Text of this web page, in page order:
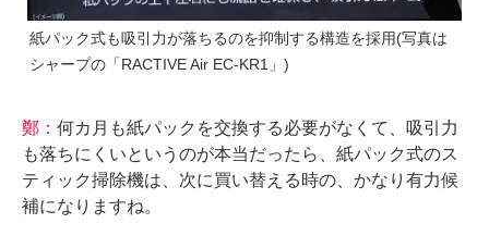
紙パック式も吸引力が落ちるのを抑制する構造を採用(写真は
シャープの「RACTIVE Air EC-KR1」)
鄭： 何カ月も紙パックを交換する必要がなくて、吸引力
も落ちにくいというのが本当だったら、紙パック式のス
ティック掃除機は、次に買い替える時の、かなり有力候
補になりますね。